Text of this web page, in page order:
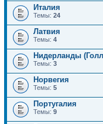
Италия
Темы: 24
Латвия
Темы: 4
Нидерланды
Темы: 3
Норвегия
Темы: 5
Португалия
Темы: 9